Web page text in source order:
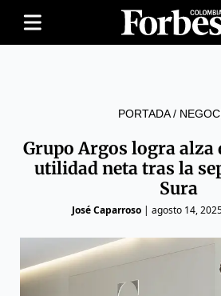
PORTADA/
Grupo Argos logra alza
utilidad neta tras la
Sura
José Caparroso | agosto 14,